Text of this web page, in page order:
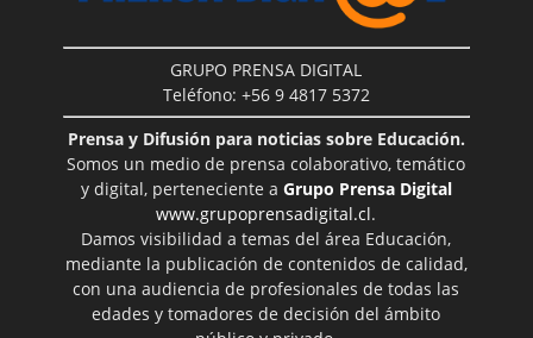
GRUPO PRENSA DIGITAL
Teléfono: +56 9 4817 5372
Prensa y Difusión para noticias sobre Educación.
Somos un medio de prensa colaborativo, temático
y digital, perteneciente a Grupo Prensa Digital
www.grupoprensadigital.cl.
Damos visibilidad a temas del área Educación,
mediante la publicación de contenidos de calidad,
con una audiencia de profesionales de todas las
edades y tomadores de decisión del ámbito